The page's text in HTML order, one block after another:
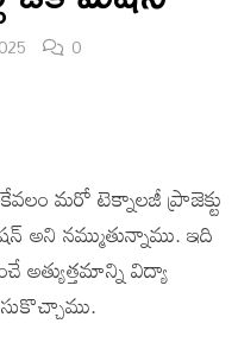
0
మరో టెక్నాలజీ ప్రాజెక్టు
అని నమ్ముతున్నాము. ఇది
అత్యుత్తమాన్ని విద్యా